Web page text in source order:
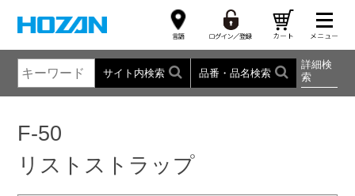
サイト内検索 品番・品名検索
詳細検
索
F-50
リストストラップ